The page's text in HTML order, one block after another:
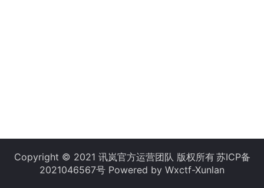
Copyright © 2021 讯岚官方运营团队 版权所有苏ICP备
2021046567号 Powered by Wxctf-Xunlan